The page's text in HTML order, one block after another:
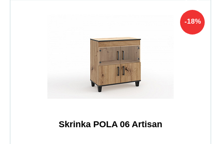
-18%
Skrinka POLA 06 Artisan